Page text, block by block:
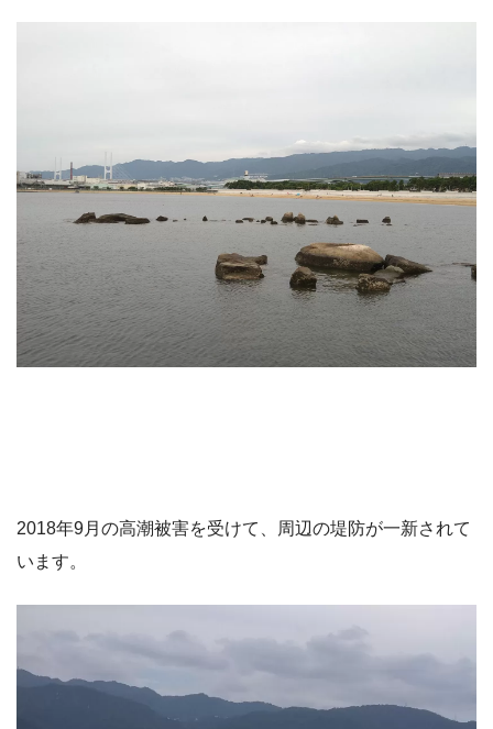
2018年9月の高潮被害を受けて、周辺の堤防が一新されて
います。